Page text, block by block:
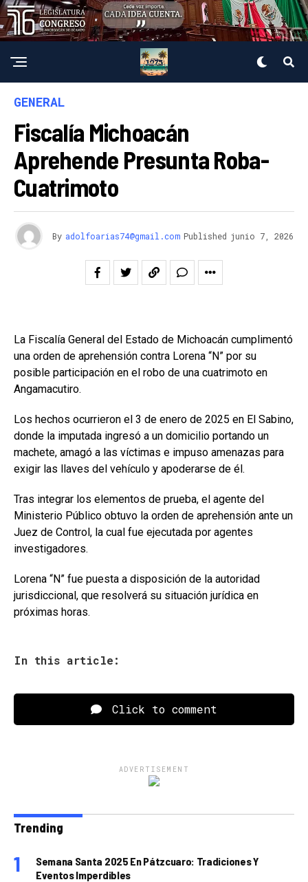
GENERAL
Fiscalía Michoacán
Aprehende Presunta Roba-
Cuatrimoto
By adolfoarias74@gmail.com Published junio 7, 2026
La Fiscalía General del Estado de Michoacán cumplimentó
una orden de aprehensión contra Lorena “N” por su
posible participación en el robo de una cuatrimoto en
Angamacutiro.
Los hechos ocurrieron el 3 de enero de 2025 en El Sabino,
donde la imputada ingresó a un domicilio portando un
machete, amagó a las víctimas e impuso amenazas para
exigir las llaves del vehículo y apoderarse de él.
Tras integrar los elementos de prueba, el agente del
Ministerio Público obtuvo la orden de aprehensión ante un
Juez de Control, la cual fue ejecutada por agentes
investigadores.
Lorena “N” fue puesta a disposición de la autoridad
jurisdiccional, que resolverá su situación jurídica en
próximas horas.
In this article:
Click to comment
ADVERTISEMENT
Trending
Semana Santa 2025 En Pátzcuaro: Tradiciones Y
Eventos Imperdibles